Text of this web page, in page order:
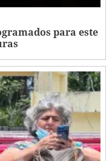
para este